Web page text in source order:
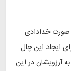
صورت خدادادی
ایجاد این چال
به آرزویشان در این